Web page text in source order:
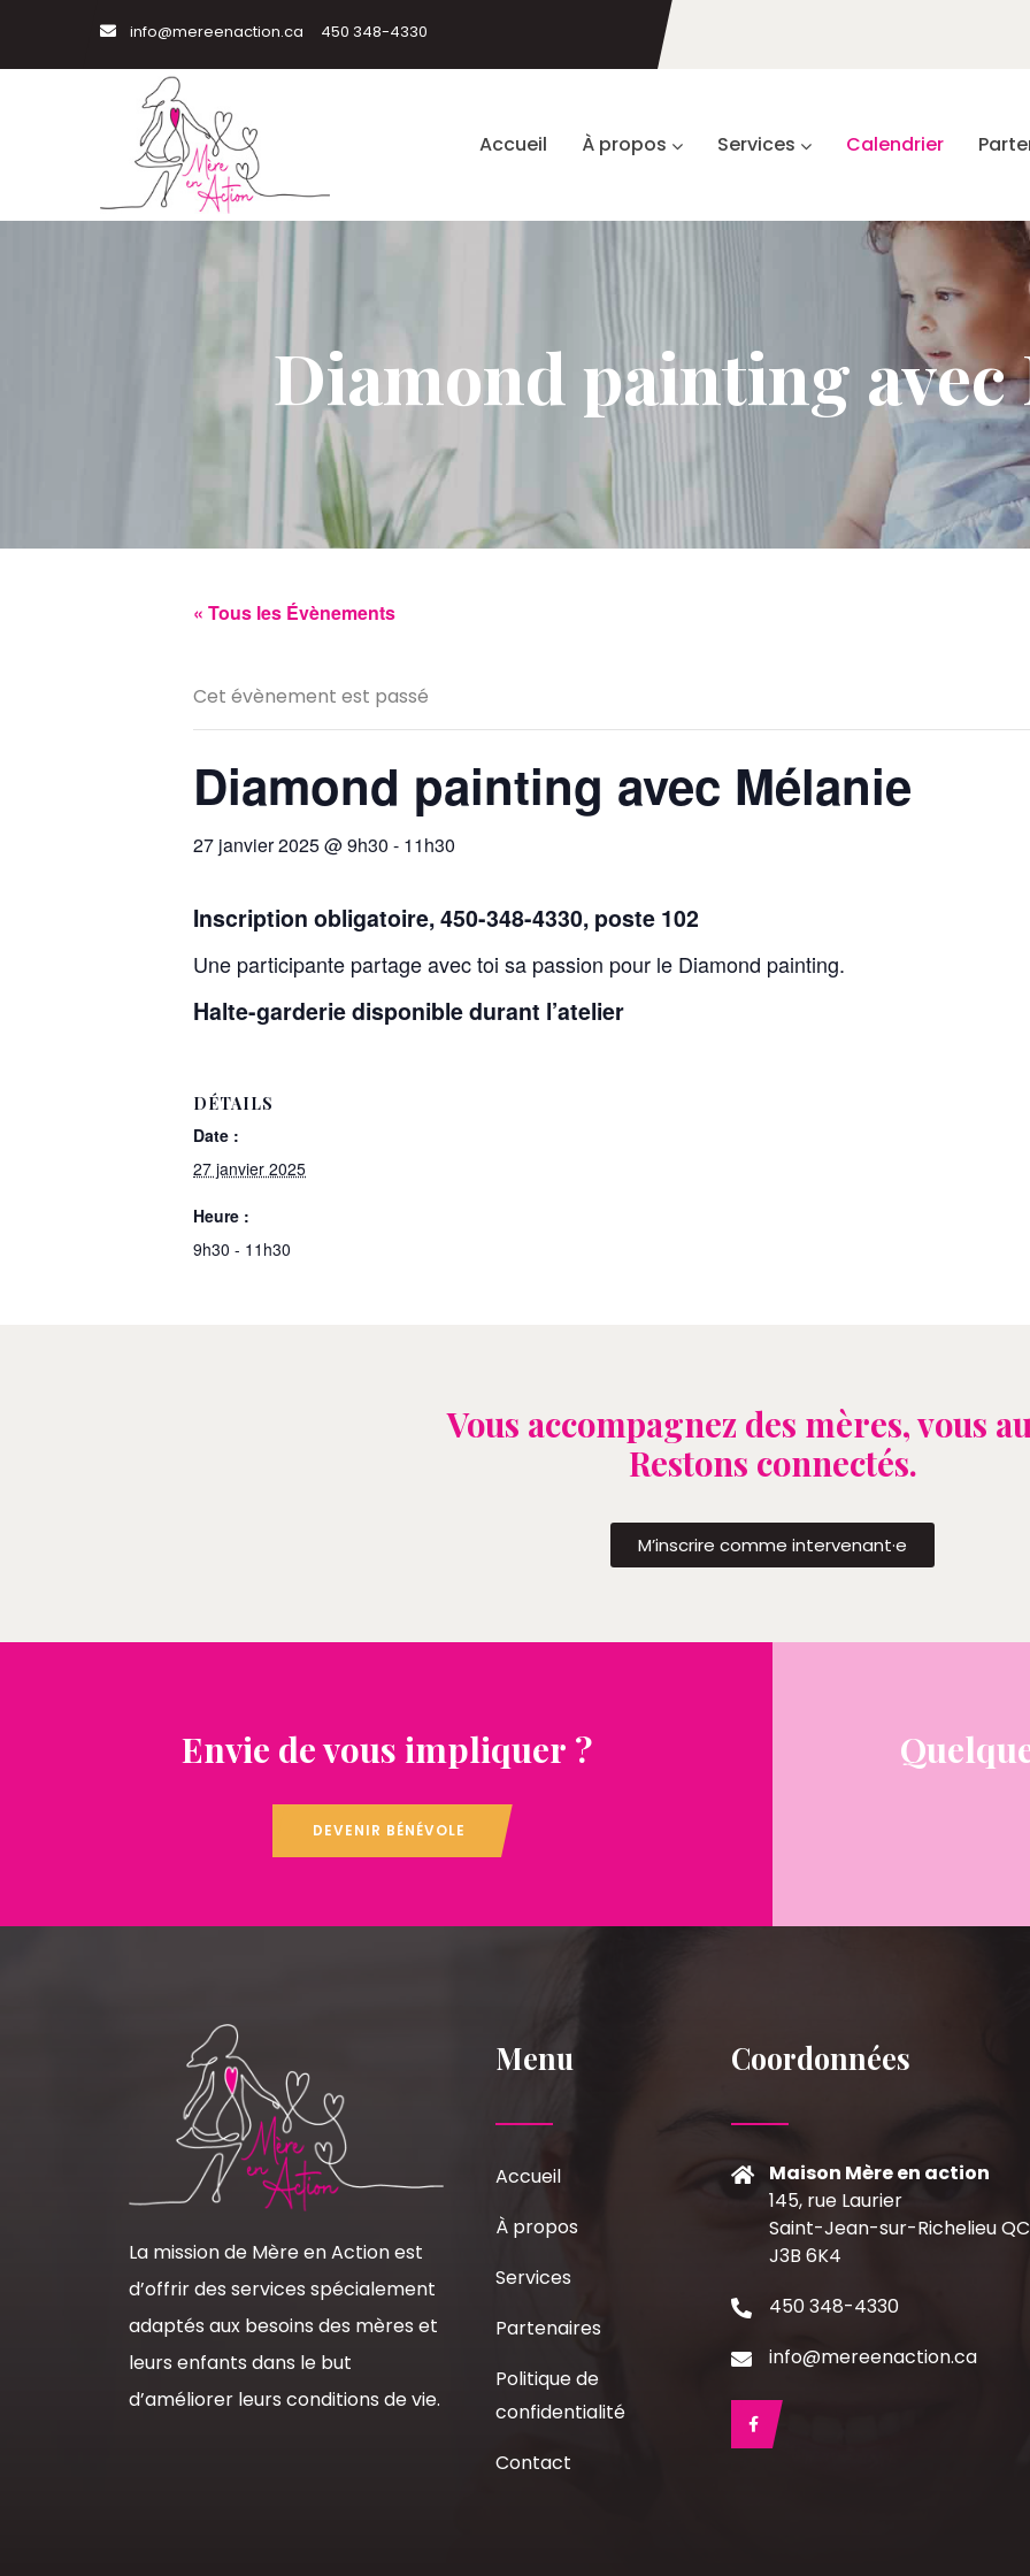
info@mereenaction.ca 450 348-4330
Accueil À propos Services Calendrier
Diamond painting avec
« Tous les Évènements
Cet évènement est passé
Diamond painting avec Mélanie
27 janvier 2025 @ 9h30 - 11h30
Inscription obligatoire, 450-348-4330, poste 102
Une participante partage avec toi sa passion pour le Diamond painting.
Halte-garderie disponible durant l’atelier
DÉTAILS
Date :
27 janvier 2025
Heure :
9h30 - 11h30
Vous accompagnez des mères, vous
Restons connectés.
M’inscrire comme intervenant·e
Envie de vous impliquer ?
DEVENIR BÉNÉVOLE
La mission de Mère en Action est
d’offrir des services spécialement
adaptés aux besoins des mères et
leurs enfants dans le but
d’améliorer leurs conditions de vie.
Menu
Accueil
À propos
Services
Partenaires
Politique de
confidentialité
Contact
Coordonnées
Maison Mère en action
145, rue Laurier
Saint-Jean-sur-Richelieu QC
J3B 6K4
450 348-4330
info@mereenaction.ca